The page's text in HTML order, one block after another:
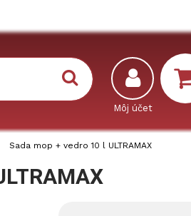
Sada mop + vedro 10 l ULTRAMAX